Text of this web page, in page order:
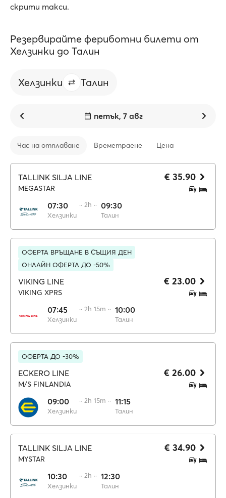
скрити такси.
Резервирайте фериботни билети от
Хелзинки до Талин
Хелзинки Талин
петък, 7 авг
Час на отплаване Времетраене Цена
TALLINK SILJA LINE
MEGASTAR
07:30
Хелзинки
·· 2h ·· 09:30
Талин
€ 35.90
ОФЕРТА ВРЪЩАНЕ В СЪЩИЯ ДЕН
ОНЛАЙН ОФЕРТА ДО -50%
VIKING LINE
VIKING XPRS
07:45
Хелзинки
·· 2h 15m ·· 10:00
Талин
€ 23.00
ОФЕРТА ДО -30%
ECKERO LINE
M/S FINLANDIA
09:00
Хелзинки
·· 2h 15m ·· 11:15
Талин
€ 26.00
TALLINK SILJA LINE
MYSTAR
10:30
Хелзинки
·· 2h ·· 12:30
Талин
€ 34.90